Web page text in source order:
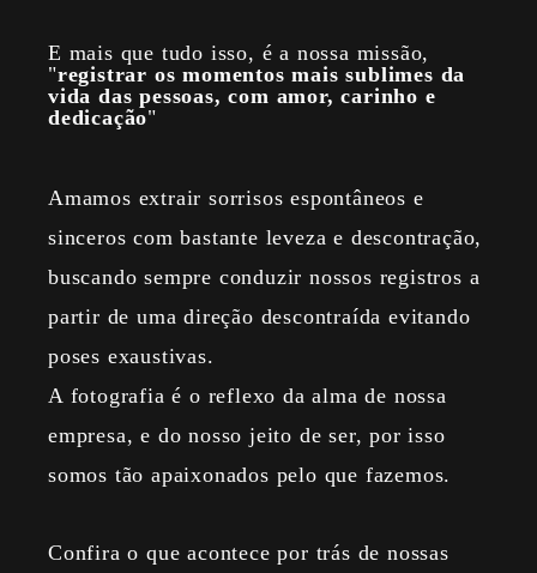
E mais que tudo isso, é a nossa missão,
"registrar os momentos mais sublimes da
vida das pessoas, com amor, carinho e
dedicação"
Amamos extrair sorrisos espontâneos e
sinceros com bastante leveza e descontração,
buscando sempre conduzir nossos registros a
partir de uma direção descontraída evitando
poses exaustivas.
A fotografia é o reflexo da alma de nossa
empresa, e do nosso jeito de ser, por isso
somos tão apaixonados pelo que fazemos.
Confira o que acontece por trás de nossas